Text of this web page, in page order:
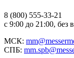
8 (800) 555-33-21
с 9:00 до 21:00, без
МСК:
СПБ: